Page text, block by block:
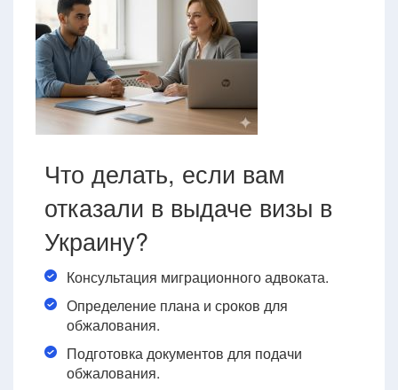
Что делать, если вам
отказали в выдаче визы в
Украину?
Консультация миграционного адвоката.
Определение плана и сроков для
обжалования.
Подготовка документов для подачи
обжалования.